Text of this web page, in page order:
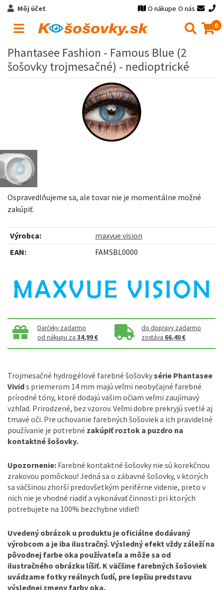
Môj účet O nákupe O nás
0
Phantasee Fashion - Famous Blue (2
šošovky trojmesačné) - nedioptrické
Ospravedlňujeme sa, ale tovar nie je momentálne možné
zakúpiť.
Výrobca:
maxvue vision
EAN:
FAMSBL0000
Darčeky zadarmo
od nákupu za34,99 €
do dopravy zadarmo
zostáva 66,40 €
Trojmesačné hydrogélové farebné šošovkysérie Phantasee
Vivids priemerom 14 mm majú veľmi neobyčajné farebné
prírodné tóny, ktoré dodajú vašim očiam veľmi zaujímavý
vzhľad. Prirodzené, bez vzorov. Veľmi dobre prekryjú svetlé aj
tmavé oči. Pre uchovanie farebných šošoviek a ich pravidelné
používanie je potrebné zakúpiť roztok a puzdro na
kontaktné šošovky.
Upozornenie: Farebné kontaktné šošovky nie sú korekčnou
zrakovou pomôckou! Jedná sa o zábavné šošovky, v ktorých
sa väčšinou zhorší predovšetkým periférne videnie, preto v
nich nie je vhodné riadiť a vykonávať činnosti pri ktorých
potrebujete na 100% bezchybne vidieť!
Uvedený obrázok u produktu je oficiálne dodávaný
výrobcom a je iba ilustračný. Výsledný efekt vždy záleží na
pôvodnej farbe oka používateľa a môže sa od
ilustračného obrázku líšiť. K väčšine farebných šošoviek
uvádzame fotky reálnych ľudí, pre lepšiu predstavu
výslednej zmeny farby oka.